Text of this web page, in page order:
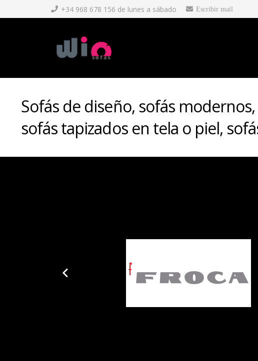
+34 968 678 156 de lunes a sábado Escribir mail
Sofás de diseño, sofás
sofás tapizados en tela o piel,